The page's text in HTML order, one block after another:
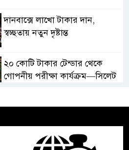
দানবাক্সে লাখো টাকার দান,
স্বচ্ছতায় নতুন দৃষ্টান্ত
২০ কোটি টাকার টেন্ডার থেকে
গোপনীয় পরীক্ষা কার্যক্রম—সিলেট
সিলেটে চিকিৎসকের কিশোর ছেলের
ঝুলন্ত মরদেহ উদ্ধার